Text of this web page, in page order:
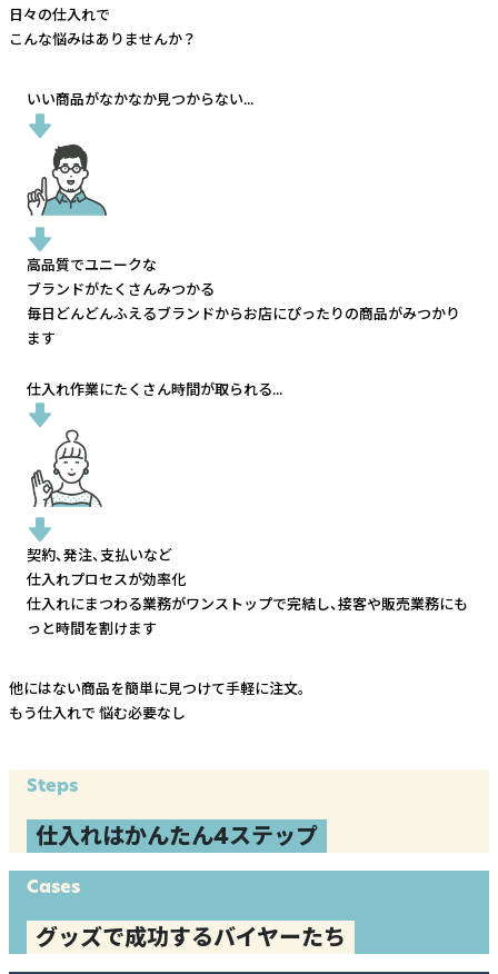
日々の仕入れで
こんな悩みはありませんか？
いい商品がなかなか見つからない...
高品質でユニークな
ブランドがたくさんみつかる
毎日どんどんふえるブランドからお店にぴったりの商品がみつかり
ます
仕入れ作業にたくさん時間が取られる...
契約、発注、支払いなど
仕入れプロセスが効率化
仕入れにまつわる業務がワンストップで完結し、接客や販売業務にも
っと時間を割けます
他にはない商品を簡単に見つけて手軽に注文。
もう仕入れで 悩む必要なし
Steps
仕入れはかんたん4ステップ
Cases
グッズで成功するバイヤーたち